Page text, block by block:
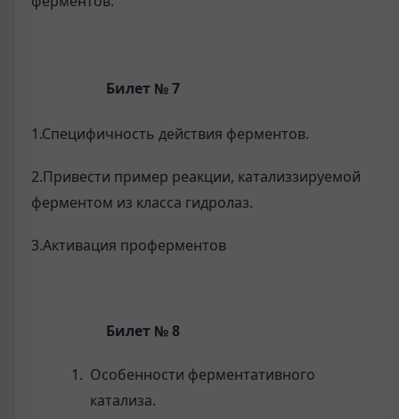
Билет № 7
1.Специфичность действия ферментов.
2.Привести пример реакции, катализзируемой
ферментом из класса гидролаз.
3.Активация проферментов
Билет № 8
Особенности ферментативного
катализа.